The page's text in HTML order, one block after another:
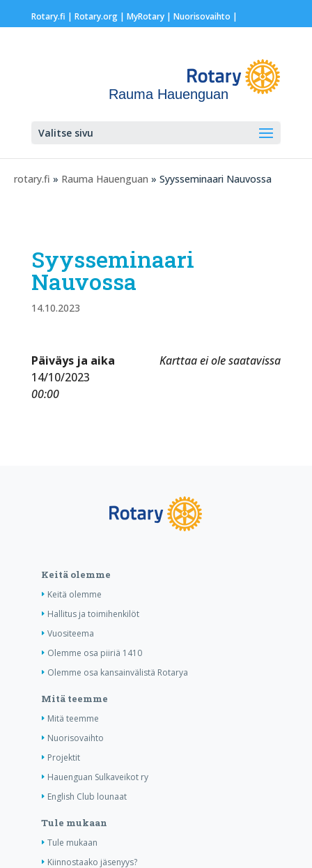
Rotary.fi | Rotary.org| MyRotary | Nuorisovaihto |
Rauma Hauenguan
Valitse sivu
rotary.fi » Rauma Hauenguan » Syysseminaari Nauvossa
Syysseminaari
Nauvossa
14.10.2023
Karttaa ei ole saatavissa
Päiväys ja aika
14/10/2023
00:00
Keitä olemme
Keitä olemme
Hallitus ja toimihenkilöt
Vuositeema
Olemme osa piiriä 1410
Olemme osa kansainvälistä Rotarya
Mitä teemme
Mitä teemme
Nuorisovaihto
Projektit
Hauenguan Sulkaveikot ry
English Club lounaat
Tule mukaan
Tule mukaan
Kiinnostaako jäsenyys?